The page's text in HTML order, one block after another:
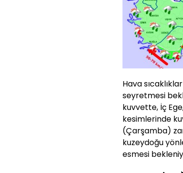
Hava
seyretmesi
kuvvette, İç
kesimlerinde
(Çarşamba)
kuzeydoğu
esmesi